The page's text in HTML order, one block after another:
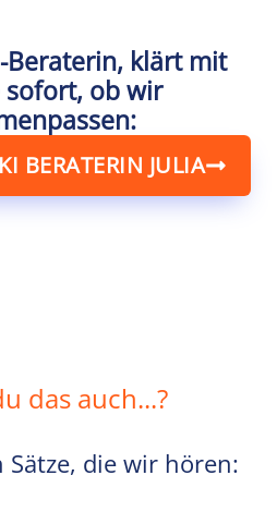
Beraterin, klärt mit
sofort, ob wir
BERATERIN JULIA
das auch...?
Sätze, die wir hören:​